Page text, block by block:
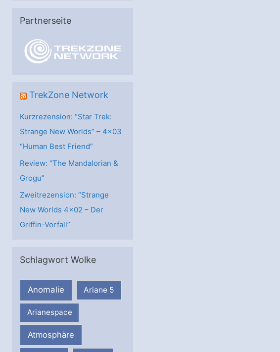
e
e
Partnerseite
TrekZone Network
Kurzrezension: “Star Trek:
Strange New Worlds” – 4×03
“Human Best Friend”
Review: “The Mandalorian &
Grogu”
Zweitrezension: “Strange
New Worlds 4×02 – Der
Griffin-Vorfall”
Schlagwort Wolke
Anomalie Ariane 5
Arianespace
Atmosphäre